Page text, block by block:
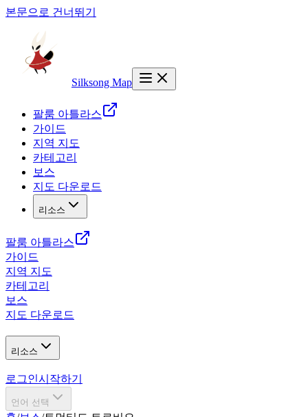
본문으로 건너뛰기
Silksong Map
팔룸 아틀라스
가이드
지역 지도
카테고리
보스
지도 다운로드
리소스
팔룸 아틀라스
가이드
지역 지도
카테고리
보스
지도 다운로드
리소스
로그인시작하기
언어 선택